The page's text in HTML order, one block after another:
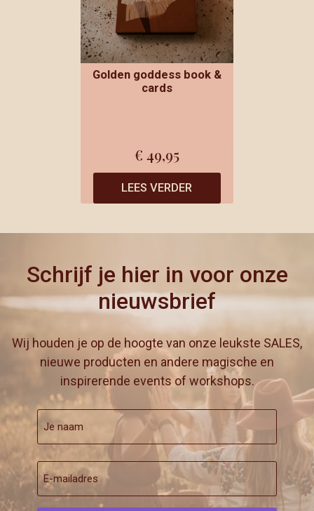
Golden goddess book &
cards
€ 49,95
LEES VERDER
Schrijf je hier in voor onze
nieuwsbrief
Wij houden je op de hoogte van onze leukste SALES,
nieuwe producten en andere magische en
inspirerende events of workshops.
naam
(Vereist)
E-
mailadres